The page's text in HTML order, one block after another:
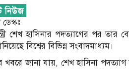
ডেস্কঃ
শেখ হাসিনার পদত্যাগের পর
বিশ্বের বিভিন্ন সংবাদমাধ্যম।
খবরে জানা যায়, শেখ হাসিনা